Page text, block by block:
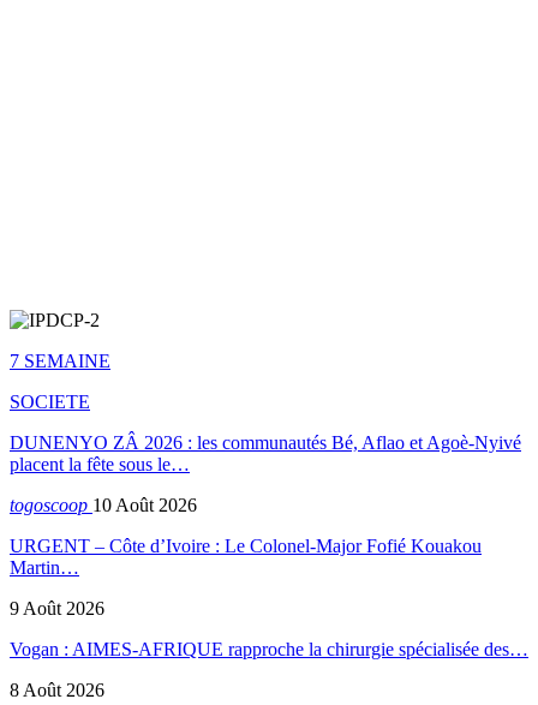
7 SEMAINE
SOCIETE
DUNENYO ZÂ 2026 : les communautés Bé, Aflao et Agoè-Nyivé
placent la fête sous le…
togoscoop 10 Août 2026
URGENT – Côte d’Ivoire : Le Colonel-Major Fofié Kouakou
Martin…
9 Août 2026
Vogan : AIMES-AFRIQUE rapproche la chirurgie spécialisée des…
8 Août 2026